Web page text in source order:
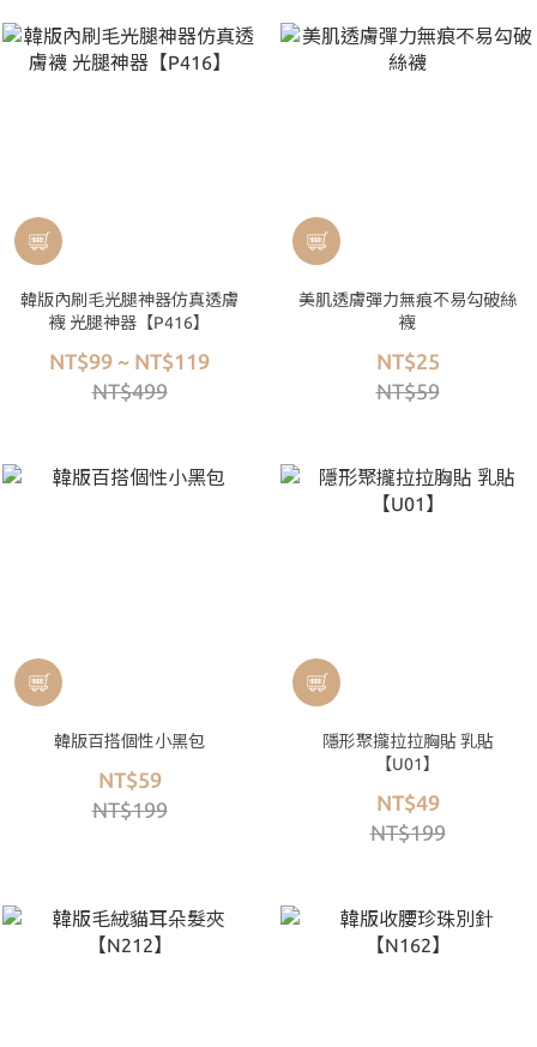
韓版內刷毛光腿神器仿真透膚
襪 光腿神器【P416】
NT$99 ~ NT$119
NT$499
美肌透膚彈力無痕不易勾破絲
襪
NT$25
NT$59
韓版百搭個性小黑包
NT$59
NT$199
隱形聚攏拉拉胸貼 乳貼
【U01】
NT$49
NT$199